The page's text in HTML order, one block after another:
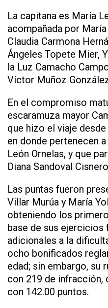
La capitana es María
acompañada por
Claudia Carmona
Ángeles Topete Mier,
la Luz Camacho
Víctor Muñoz
En el compromiso
escaramuza mayor
que hizo el viaje
en donde pertenecen
León Ornelas, y que
Diana Sandoval
Las puntas fueron
Villar Murúa y María
obteniendo los
base de sus ejercicios
adicionales a la
ocho bonificados
edad; sin embargo, su
con 219 de infracción,
con 142.00 puntos.